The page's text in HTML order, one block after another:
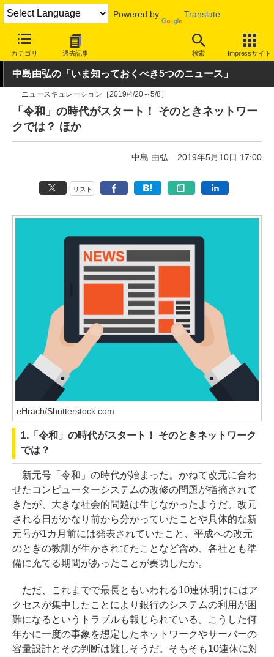
Powered by Translate
カテゴリ 過去記事 検索 Impressサイト
INTERNET Watch トピック その他
中島由弘の「いま知っておくべき5つのニュース」
ニュースキュレーション［2019/4/20～5/8］
「令和」の時代がスタート！ そのときネットワー
クでは？ ほか
中島 由弘 2019年5月10日 17:00
リスト
eHrach/Shutterstock.com
1.「令和」の時代がスタート！ そのときネットワーク
では？
新元号「令和」の時代が始まった。かねて改元に合わ
せたコンピューターシステムの改修の問題が指摘されて
きたが、大きな社会的問題は生じなかったようだ。改元
される日がかなり前から分かっていたことや具体的な新
元号が1カ月前には発表されていたこと、平成への改元
のときの教訓が生かされてたことなど含め、各社とも準
備に充てる期間があったことが奏功したか。
ただ、これまでで最長ともいわれる10連休明けにはア
クセスが集中したことにより銀行のシステムの利用が困
難になるというトラブルも報じられている。こうした何
年かに一度の事象を想定したネットワークやサーバーの
容量設計とその判断は難しそうだ。そもそも10連休に対